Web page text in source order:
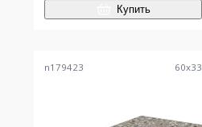
Купить
n179423 60x33